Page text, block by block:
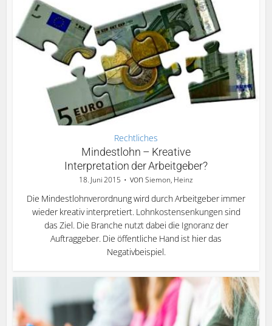
Rechtliches
Mindestlohn – Kreative
Interpretation der Arbeitgeber?
18. Juni 2015 vonSiemon, Heinz
Die Mindestlohnverordnung wird durch Arbeitgeber immer
wieder kreativ interpretiert. Lohnkostensenkungen sind
das Ziel. Die Branche nutzt dabei die Ignoranz der
Auftraggeber. Die öffentliche Hand ist hier das
Negativbeispiel.